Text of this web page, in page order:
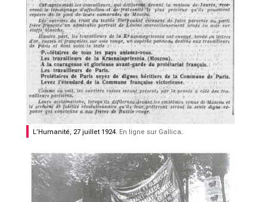
L’Humanité, 27 juillet 1924. En ligne sur Gallica.